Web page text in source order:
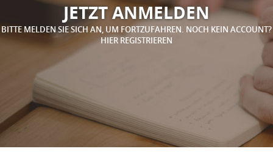
JETZT ANMELDEN
BITTE MELDEN SIE SICH AN, UM FORTZUFAHREN. NOCH KEIN ACCOUNT?
HIER REGISTRIEREN